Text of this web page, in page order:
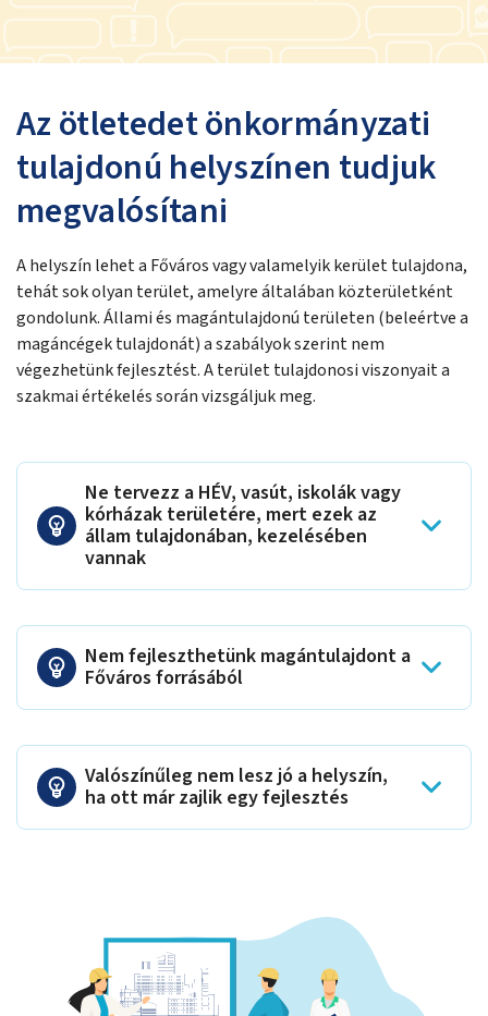
Az ötletedet önkormányzati
tulajdonú helyszínen tudjuk
megvalósítani
A helyszín lehet a Főváros vagy valamelyik kerület tulajdona,
tehát sok olyan terület, amelyre általában közterületként
gondolunk. Állami és magántulajdonú területen (beleértve a
magáncégek tulajdonát) a szabályok szerint nem
végezhetünk fejlesztést. A terület tulajdonosi viszonyait a
szakmai értékelés során vizsgáljuk meg.
Ne tervezz a HÉV, vasút, iskolák vagy
kórházak területére, mert ezek az
állam tulajdonában, kezelésében
vannak
Nem fejleszthetünk magántulajdont a
Főváros forrásából
Valószínűleg nem lesz jó a helyszín,
ha ott már zajlik egy fejlesztés